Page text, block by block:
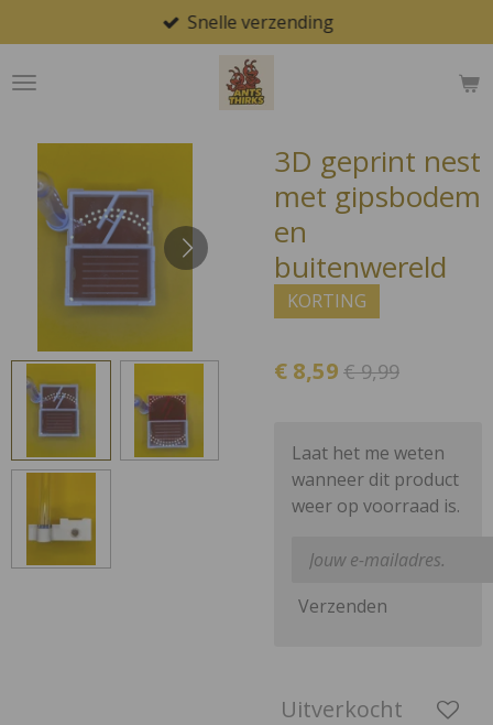
direct
naar
Snelle verzending
3D geprint nest
met gipsbodem
en
buitenwereld
KORTING
€ 8,59 € 9,99
Laat het me weten
wanneer dit product
weer op voorraad is.
Verzenden
Uitverkocht